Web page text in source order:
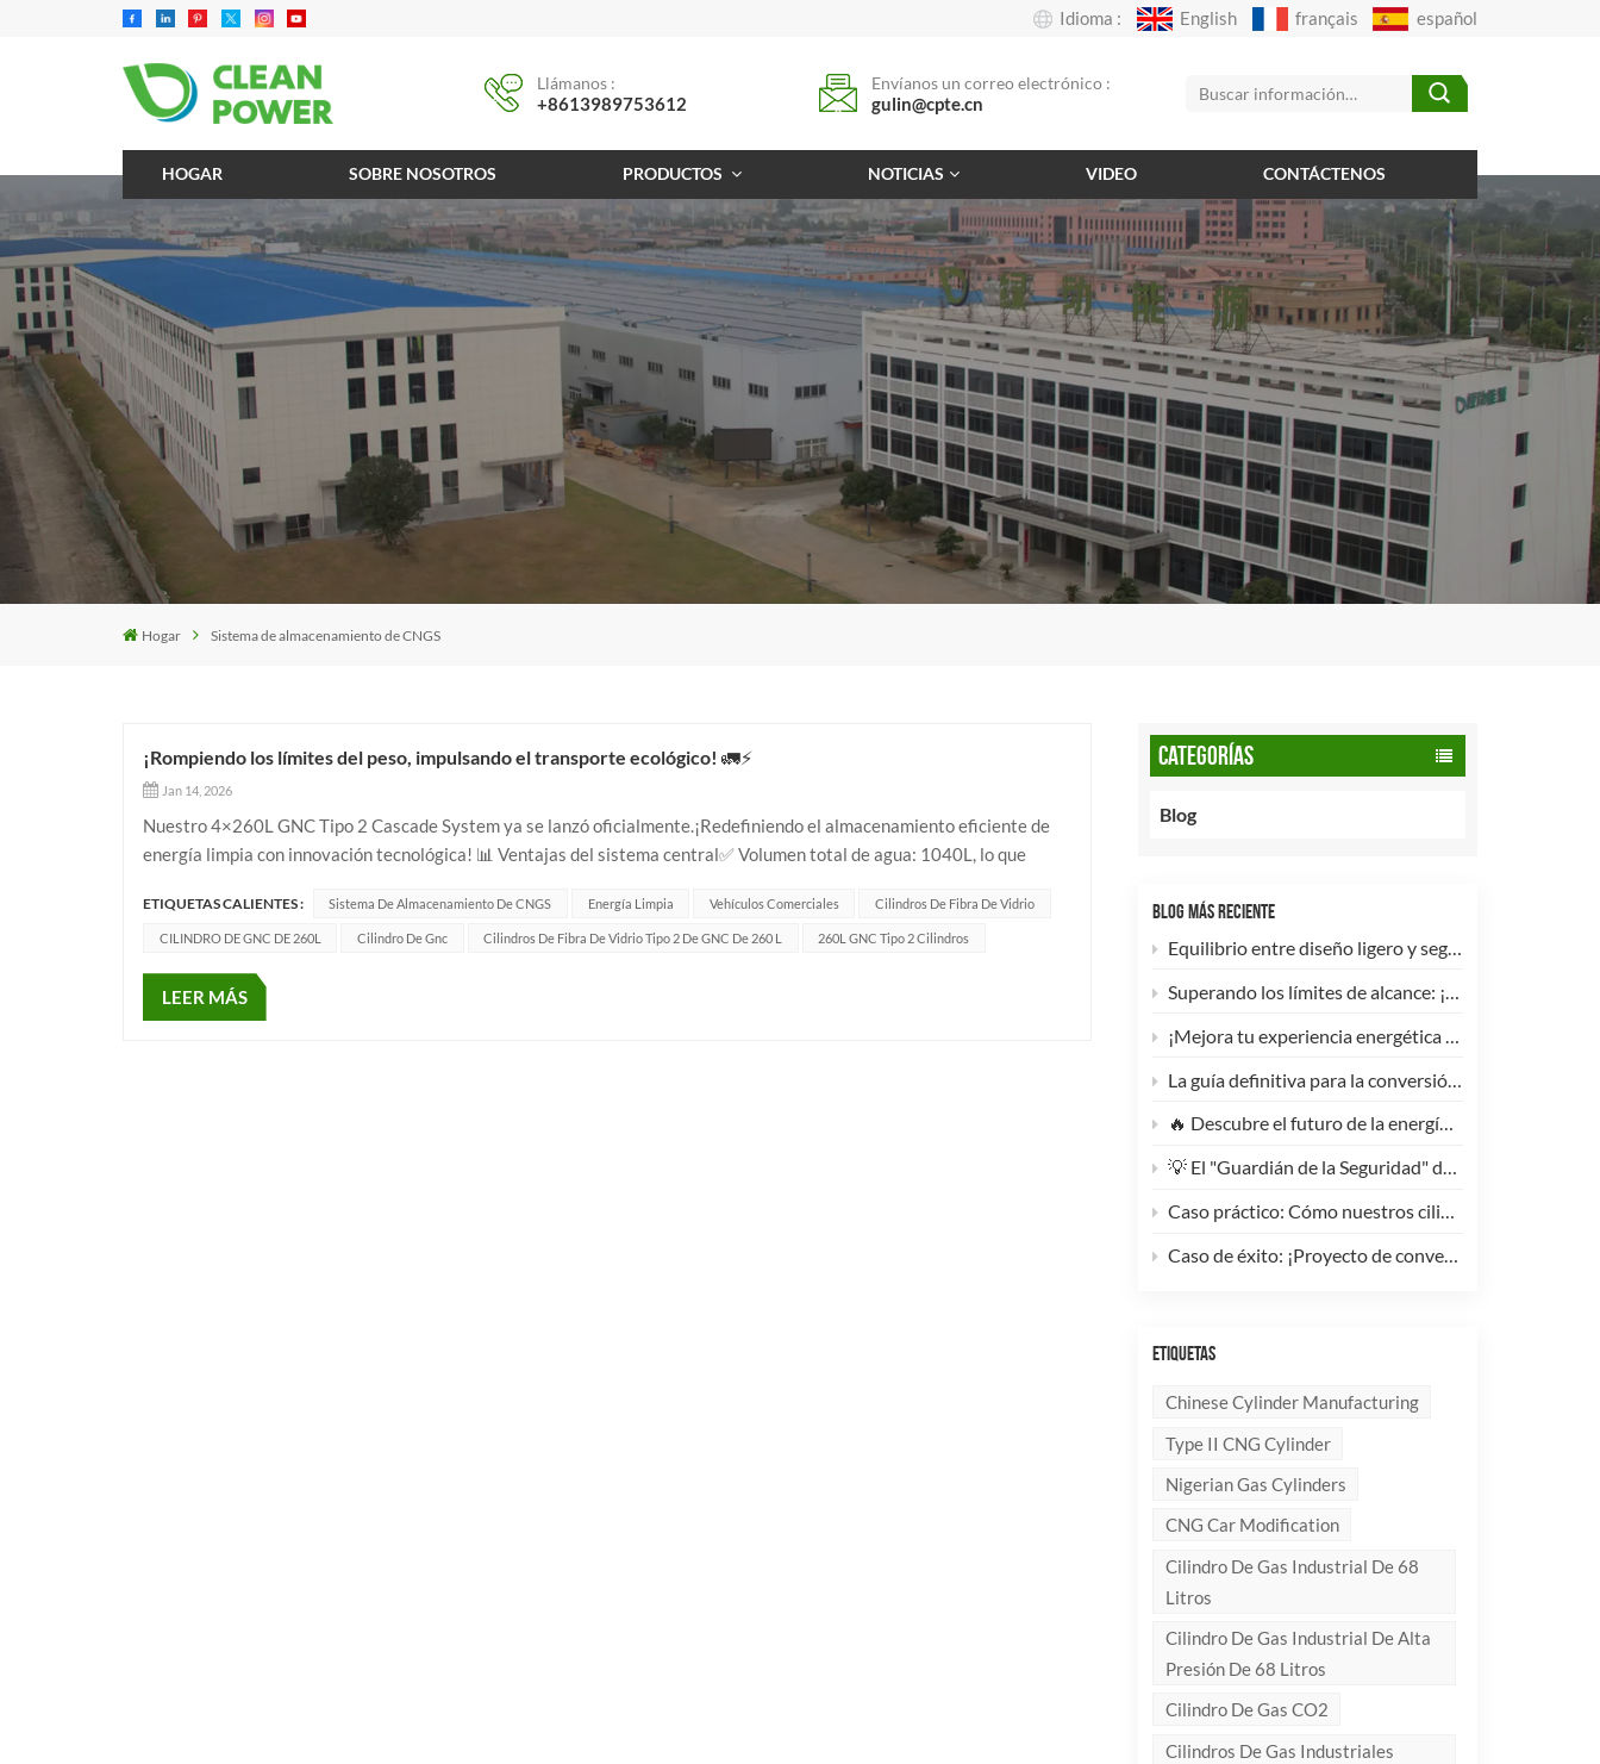
Idioma : English français español
Llámanos :
+8613989753612
Envíanos un correo electrónico :
gulin@cpte.cn
HOGAR SOBRE NOSOTROS PRODUCTOS NOTICIAS VIDEO CONTÁCTENOS
Hogar Sistema de almacenamiento de CNGS
CATEGORÍAS
Blog
BLOG MÁS RECIENTE
Equilibrio entre diseño ligero y seguridad: cómo los cilindros de GNC tipo 2 de 90 litros potencian las flotas comerciales.
Superando los límites de alcance: ¡Los cilindros de hidrógeno para UAV tipo 4 ya están disponibles para personalización de alta eficiencia!
¡Mejora tu experiencia energética con nuestra bombona de GLP compuesta de 5 kg! 🚀✨
La guía definitiva para la conversión de camiones pesados ​​a GNC: Por qué este cilindro de GNC tipo 1 de 200 litros supone un cambio radical para la reducción de costes de la flota.
🔥 Descubre el futuro de la energía: ¡Conoce la elegante y ultraligera bombona de GLP compuesta de 10 kg!
💡 El "Guardián de la Seguridad" del Gas Industrial y la Supresión de Incendios: Un Análisis en Profundidad de los Cilindros de Gas sin Costura de Acero de Alto Rendimiento
Caso práctico: Cómo nuestros cilindros compuestos de GLP redefinen la seguridad y la imagen de marca para clientes globales.
Caso de éxito: ¡Proyecto de conversión a GNC de un generador de 100 kVA completado con éxito! 🚀
ETIQUETAS
Chinese Cylinder Manufacturing
Type II CNG Cylinder
Nigerian Gas Cylinders
CNG Car Modification
Cilindro De Gas Industrial De 68
Litros
Cilindro De Gas Industrial De Alta
Presión De 68 Litros
Cilindro De Gas CO2
Cilindros De Gas Industriales
¡Rompiendo los límites del peso, impulsando el transporte ecológico! 🚛⚡
Jan 14, 2026
Nuestro 4×260L GNC Tipo 2 Cascade System ya se lanzó oficialmente.¡Redefiniendo el almacenamiento eficiente de
energía limpia con innovación tecnológica! 📊 Ventajas del sistema central✅ Volumen total de agua: 1040L, lo que
ETIQUETAS CALIENTES : Sistema De Almacenamiento De CNGS Energía Limpia Vehículos Comerciales Cilindros De Fibra De Vidrio
CILINDRO DE GNC DE 260L Cilindro De Gnc Cilindros De Fibra De Vidrio Tipo 2 De GNC De 260 L 260L GNC Tipo 2 Cilindros
LEER MÁS